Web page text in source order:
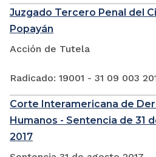
Juzgado Tercero Penal del
Popayán
Acción de Tutela
Radicado: 19001 - 31 09 003
Corte Interamericana de
Humanos - Sentencia de 31
2017